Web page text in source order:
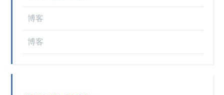
博客
博客